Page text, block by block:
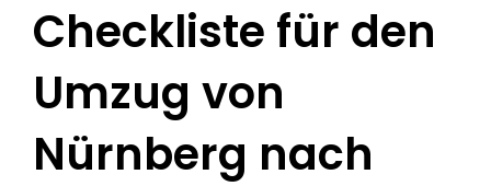
Checkliste für den
Umzug von
Nürnberg nach